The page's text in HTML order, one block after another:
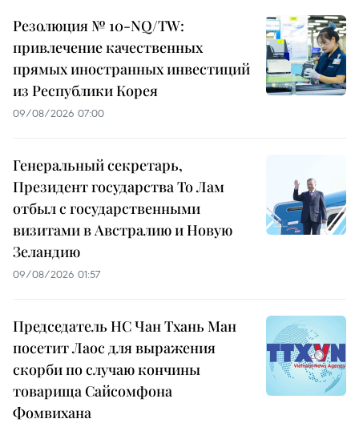
Резолюция № 10-NQ/TW:
привлечение качественных
прямых иностранных инвестиций
из Республики Корея
09/08/2026 07:00
Генеральный секретарь,
Президент государства То Лам
отбыл с государственными
визитами в Австралию и Новую
Зеландию
09/08/2026 01:57
Председатель НС Чан Тхань Ман
посетит Лаос для выражения
скорби по случаю кончины
товарища Сайсомфона
Фомвихана